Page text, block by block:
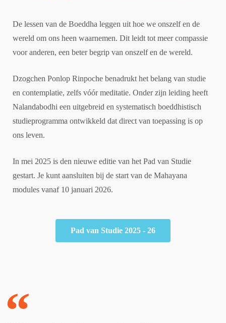
De lessen van de Boeddha leggen uit hoe we onszelf en de
wereld om ons heen waarnemen. Dit leidt tot meer compassie
voor anderen, een beter begrip van onszelf en de wereld.
Dzogchen Ponlop Rinpoche benadrukt het belang van studie
en contemplatie, zelfs vóór meditatie. Onder zijn leiding heeft
Nalandabodhi een uitgebreid en systematisch boeddhistisch
studieprogramma ontwikkeld dat direct van toepassing is op
ons leven.
In mei 2025 is den nieuwe editie van het Pad van Studie
gestart. Je kunt aansluiten bij de start van de Mahayana
modules vanaf 10 januari 2026.
Pad van Studie 2025 - 26